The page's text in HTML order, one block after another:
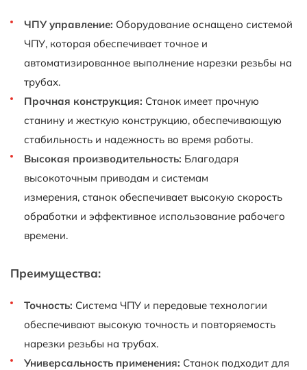
ЧПУ управление: Оборудование оснащено системой
ЧПУ, которая обеспечивает точное и
автоматизированное выполнение нарезки резьбы на
трубах.
Прочная конструкция: Станок имеет прочную
станину и жесткую конструкцию, обеспечивающую
стабильность и надежность во время работы.
Высокая производительность: Благодаря
высокоточным приводам и системам
измерения, станок обеспечивает высокую скорость
обработки и эффективное использование рабочего
времени.
Преимущества:
Точность: Система ЧПУ и передовые технологии
обеспечивают высокую точность и повторяемость
нарезки резьбы на трубах.
Универсальность применения: Станок подходит для